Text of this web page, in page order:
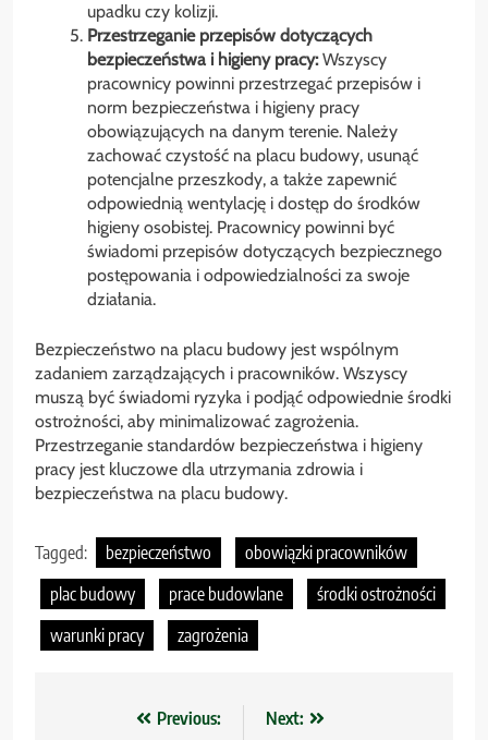
upadku czy kolizji.
Przestrzeganie przepisów dotyczących
bezpieczeństwa i higieny pracy:Wszyscy
pracownicy powinni przestrzegać przepisów i
norm bezpieczeństwa i higieny pracy
obowiązujących na danym terenie. Należy
zachować czystość na placu budowy, usunąć
potencjalne przeszkody, a także zapewnić
odpowiednią wentylację i dostęp do środków
higieny osobistej. Pracownicy powinni być
świadomi przepisów dotyczących bezpiecznego
postępowania i odpowiedzialności za swoje
działania.
Bezpieczeństwo na placu budowy jest wspólnym
zadaniem zarządzających i pracowników. Wszyscy
muszą być świadomi ryzyka i podjąć odpowiednie środki
ostrożności, aby minimalizować zagrożenia.
Przestrzeganie standardów bezpieczeństwa i higieny
pracy jest kluczowe dla utrzymania zdrowia i
bezpieczeństwa na placu budowy.
Tagged: bezpieczeństwo
obowiązki pracowników
plac budowy
prace budowlane
środki ostrożności
warunki pracy
zagrożenia
NawigacjaPrevious: Next: